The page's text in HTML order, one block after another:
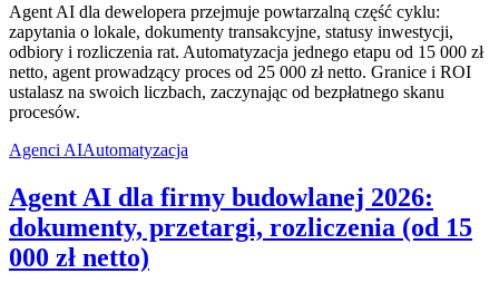
Agent AI dla dewelopera przejmuje powtarzalną część cyklu:
zapytania o lokale, dokumenty transakcyjne, statusy inwestycji,
odbiory i rozliczenia rat. Automatyzacja jednego etapu od 15 000 zł
netto, agent prowadzący proces od 25 000 zł netto. Granice i ROI
ustalasz na swoich liczbach, zaczynając od bezpłatnego skanu
procesów.
Agenci AIAutomatyzacja
Agent AI dla firmy budowlanej 2026:
dokumenty, przetargi, rozliczenia (od 15
000 zł netto)